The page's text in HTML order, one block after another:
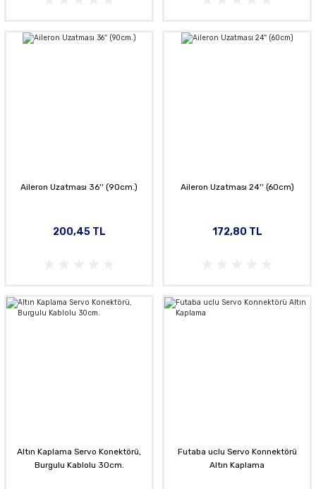
Aileron Uzatması 36'' (90cm.)
200,45 TL
Aileron Uzatması 24'' (60cm)
172,80 TL
Altın Kaplama Servo Konektörü,
Burgulu Kablolu 30cm.
Futaba uclu Servo Konnektörü
Altın Kaplama